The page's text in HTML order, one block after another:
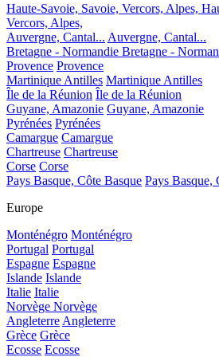
Haute-Savoie, Savoie, Vercors, Alpes,
Vercors, Alpes,
Auvergne, Cantal... Auvergne, Cantal...
Bretagne - Normandie Bretagne -
Provence Provence
Martinique Antilles Martinique Antilles
Île de la Réunion Île de la Réunion
Guyane, Amazonie Guyane, Amazonie
Pyrénées Pyrénées
Camargue Camargue
Chartreuse Chartreuse
Corse Corse
Pays Basque, Côte Basque Pays Basque,
Europe
Monténégro Monténégro
Portugal Portugal
Espagne Espagne
Islande Islande
Italie Italie
Norvège Norvège
Angleterre Angleterre
Grèce Grèce
Ecosse Ecosse